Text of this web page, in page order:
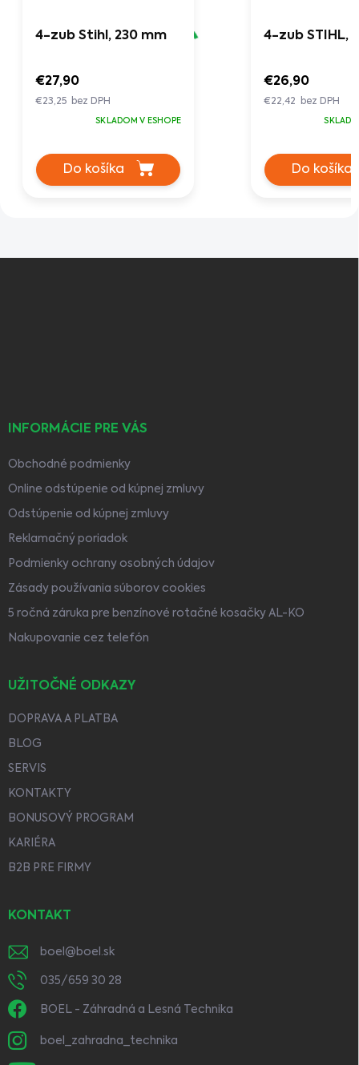
4-zub Stihl, 230 mm
€27,90
€23,25 bez DPH
SKLADOM V ESHOPE
Do košíka
4-zub STIHL,
€26,90
€22,42 bez DPH
Do košíka
INFORMÁCIE PRE VÁS
Obchodné podmienky
Online odstúpenie od kúpnej zmluvy
Odstúpenie od kúpnej zmluvy
Reklamačný poriadok
Podmienky ochrany osobných údajov
Zásady používania súborov cookies
5 ročná záruka pre benzínové rotačné kosačky AL-KO
Nakupovanie cez telefón
UŽITOČNÉ ODKAZY
DOPRAVA A PLATBA
BLOG
SERVIS
KONTAKTY
BONUSOVÝ PROGRAM
KARIÉRA
B2B PRE FIRMY
KONTAKT
boel @ boel.sk
035/659 30 28
BOEL - Záhradná a Lesná Technika
boel_zahradna_technika